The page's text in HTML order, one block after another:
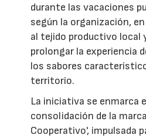
durante las vacaciones
según la organización,
al tejido productivo local
prolongar la experiencia
los sabores
territorio.
La iniciativa se enmarca
consolidación de la
Cooperativo', impulsada